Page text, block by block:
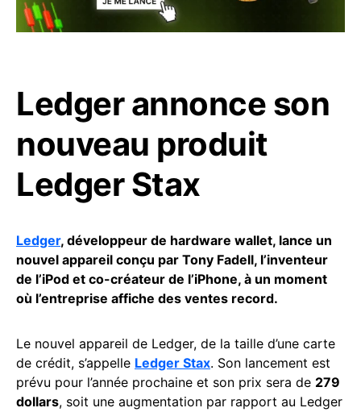
Ledger annonce son
nouveau produit
Ledger Stax
Ledger, développeur de hardware wallet, lance un
nouvel appareil conçu par Tony Fadell, l’inventeur
de l’iPod et co-créateur de l’iPhone, à un moment
où l’entreprise affiche des ventes record.
Le nouvel appareil de Ledger, de la taille d’une carte
de crédit, s’appelle Ledger Stax. Son lancement est
prévu pour l’année prochaine et son prix sera de 279
dollars, soit une augmentation par rapport au Ledger